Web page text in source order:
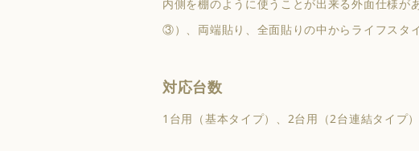
内側を棚のように使うことが出来る外面仕様
③）、両端貼り、全面貼りの中からライフスタ
対応台数
1台用（基本タイプ）、2台用（2台連結タイプ